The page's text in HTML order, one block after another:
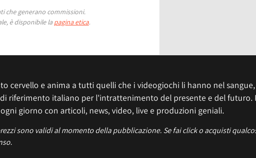
che generano commissioni.
è disponibile la pagina etica.
cervello e anima a tutti quelli che i videogiochi li hanno nel
riferimento italiano per l'intrattenimento del presente e del futuro.
giorno con articoli, news, video, live e produzioni geniali.
sono validi al momento della pubblicazione. Se fai click o acquisti